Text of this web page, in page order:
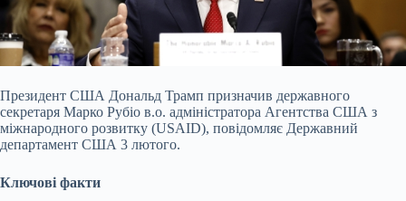
Президент США Дональд Трамп призначив державного
секретаря Марко Рубіо в.о. адміністратора Агентства США з
міжнародного розвитку (USAID), повідомляє Державний
департамент США 3 лютого.
Ключові факти